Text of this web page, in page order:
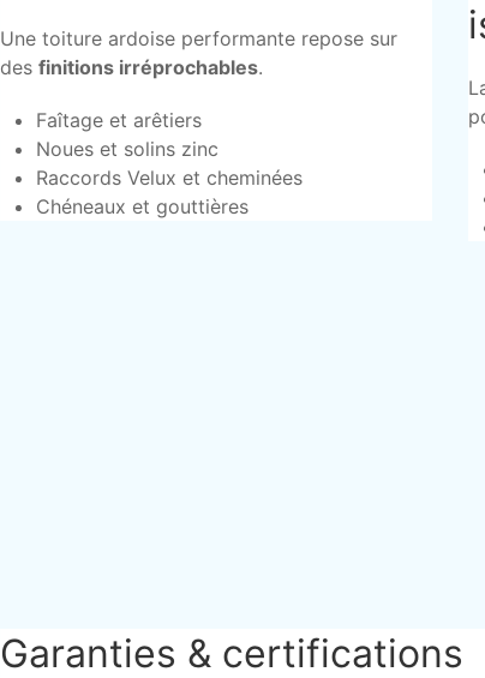
Une toiture ardoise performante repose sur
des finitions irréprochables.
Faîtage et arêtiers
Noues et solins zinc
Raccords Velux et cheminées
Chéneaux et gouttières
Garanties & certifications